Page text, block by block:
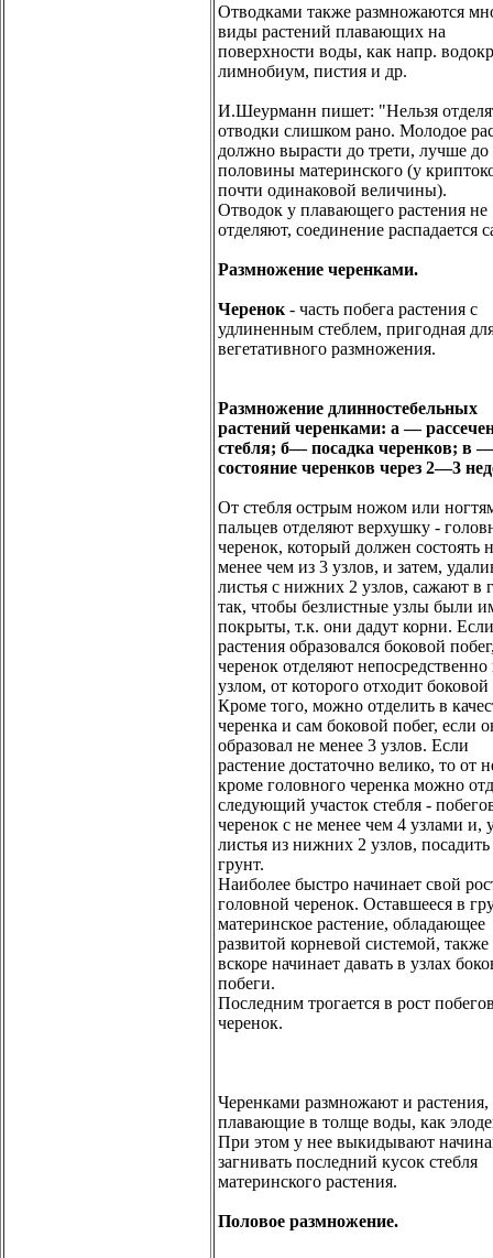
Отводками также размножаются
виды растений плавающих на
поверхности воды, как напр.
лимнобиум, пистия и др.
И.Шеурманн пишет: "Нельзя
отводки слишком рано. Молодое
должно вырасти до трети, лучше до
половины материнского (у
почти одинаковой величины).
Отводок у плавающего растения не
отделяют, соединение распадается
Размножение черенками.
Черенок - часть побега растения с
удлиненным стеблем, пригодная
вегетативного размножения.
Размножение длинностебельных
растений черенками: а —
стебля; б— посадка черенков; в —
состояние черенков через 2—3
От стебля острым ножом или
пальцев отделяют верхушку -
черенок, который должен состоять
менее чем из 3 узлов, и затем,
листья с нижних 2 узлов, сажают в
так, чтобы безлистные узлы были
покрыты, т.к. они дадут корни.
растения образовался боковой
черенок отделяют непосредственно
узлом, от которого отходит боковой
Кроме того, можно отделить в
черенка и сам боковой побег, если
образовал не менее 3 узлов. Если
растение достаточно велико, то от
кроме головного черенка можно
следующий участок стебля -
черенок с не менее чем 4 узлами и,
листья из нижних 2 узлов, посадить
грунт.
Наиболее быстро начинает свой
головной черенок. Оставшееся в
материнское растение, обладающее
развитой корневой системой, также
вскоре начинает давать в узлах
побеги.
Последним трогается в рост
черенок.
Черенками размножают и растения,
плавающие в толще воды, как
При этом у нее выкидывают
загнивать последний кусок стебля
материнского растения.
Половое размножение.